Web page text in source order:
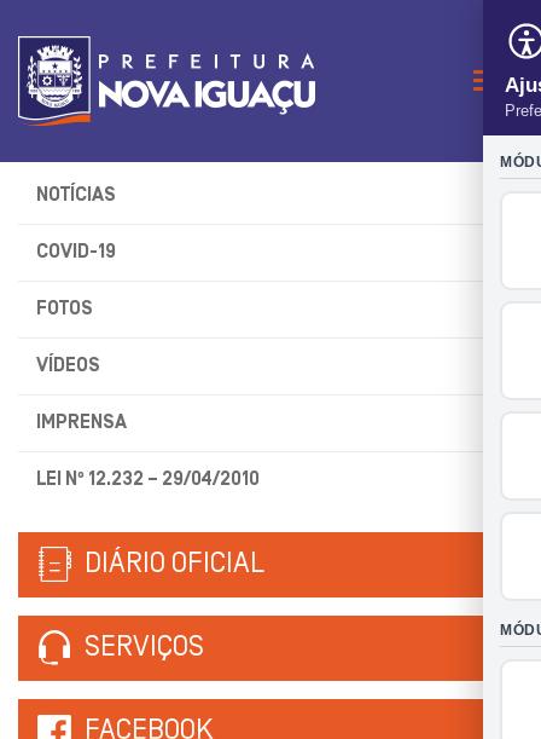
NOTÍCIAS
COVID-19
FOTOS
VÍDEOS
IMPRENSA
LEI Nº 12.232 – 29/04/2010
DIÁRIO OFICIAL
SERVIÇOS
FACEBOOK